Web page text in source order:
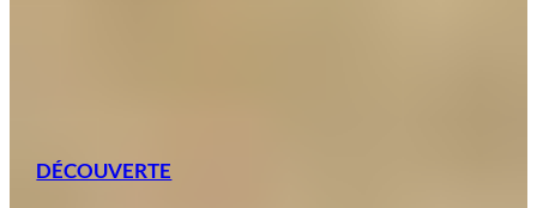
DÉCOUVERTE